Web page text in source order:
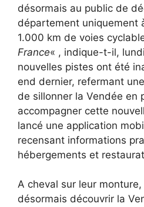
désormais au public de
département uniquement
1.000 km de voies
France« , indique-t-il,
nouvelles pistes ont été
end dernier, refermant
de sillonner la Vendée en
accompagner cette
lancé une application
recensant informations
hébergements et
A cheval sur leur
désormais découvrir la